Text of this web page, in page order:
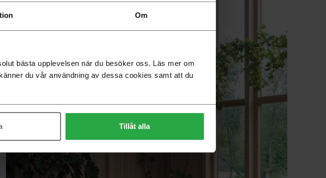
Om
bästa upplevelsen när du besöker oss. Läs mer om
du vår användning av dessa cookies samt att du
Tillåt alla